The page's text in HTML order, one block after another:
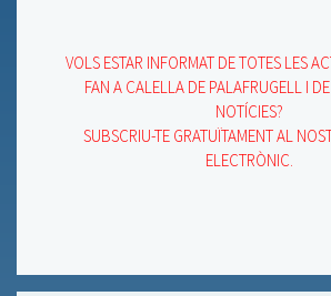
VOLS ESTAR INFORMAT DE TOTES LES
FAN A CALELLA DE PALAFRUGELL I
NOTÍCIES?
SUBSCRIU-TE GRATUÏTAMENT AL
ELECTRÒNIC.